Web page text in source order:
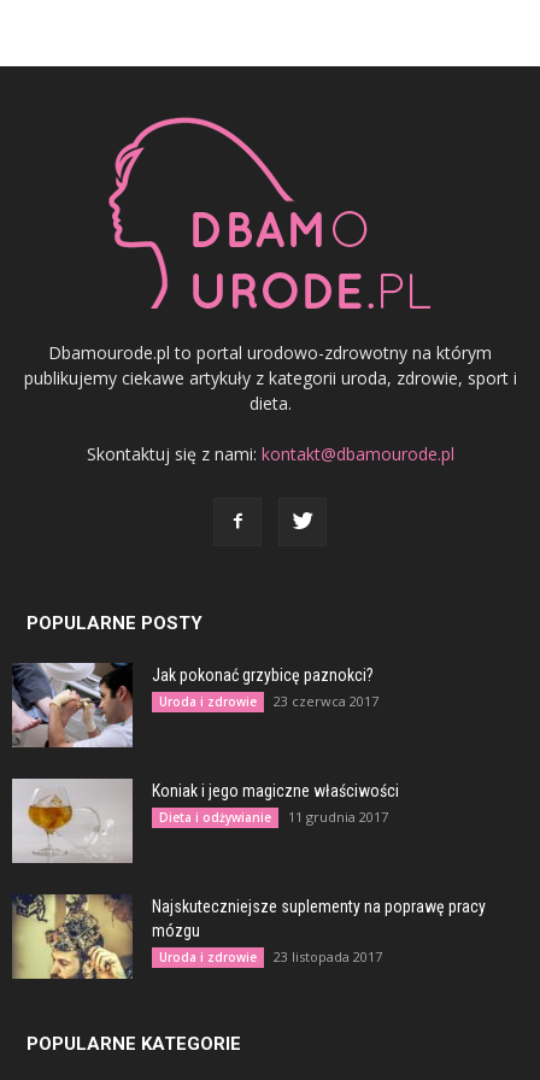
Dbamourode.pl to portal urodowo-zdrowotny na którym
publikujemy ciekawe artykuły z kategorii uroda, zdrowie, sport i
dieta.
Skontaktuj się z nami: kontakt@dbamourode.pl
POPULARNE POSTY
Jak pokonać grzybicę paznokci?
Uroda i zdrowie 23 czerwca 2017
Koniak i jego magiczne właściwości
Dieta i odżywianie 11 grudnia 2017
Najskuteczniejsze suplementy na poprawę pracy
mózgu
Uroda i zdrowie 23 listopada 2017
POPULARNE KATEGORIE